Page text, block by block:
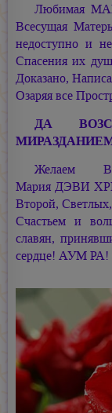
Любимая
Всесущая
недоступно и
Спасения их
Доказано,
Озаряя все
ДА
Желаем
Мария ДЭВИ
Второй,
Счастьем и
славян,
сердце! АУМ РА!